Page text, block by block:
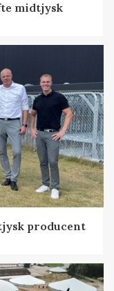
midtjysk
producent